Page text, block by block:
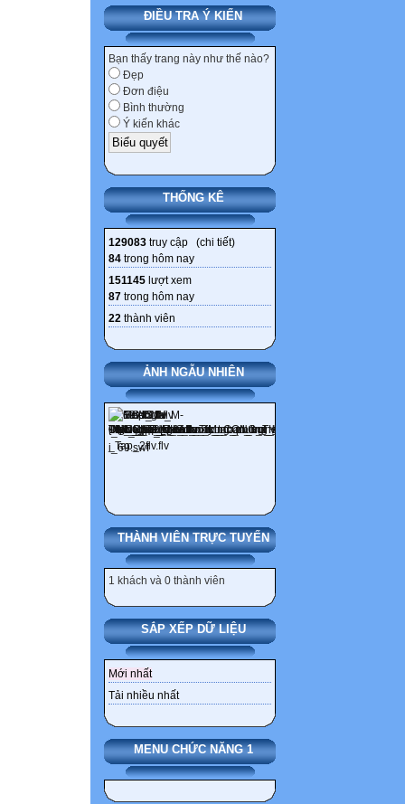
ĐIỀU TRA Ý KIẾN
Bạn thấy trang này như thế nào?
Đẹp
Đơn điệu
Bình thường
Ý kiến khác
THỐNG KÊ
129083 truy cập (chi tiết)
84 trong hôm nay
151145 lượt xem
87 trong hôm nay
22 thành viên
ẢNH NGẪU NHIÊN
THÀNH VIÊN TRỰC TUYẾN
1 khách và 0 thành viên
SẮP XẾP DỮ LIỆU
Mới nhất
Tải nhiều nhất
MENU CHỨC NĂNG 1